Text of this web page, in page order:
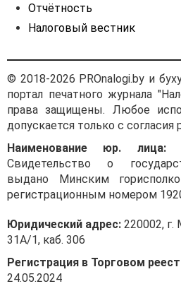
Отчётность
Налоговый вестник
© 2018-2026 PROnalogi.by и
портал печатного журнала
права защищены. Любое
допускается только с согласия
Наименование юр. лица:
Свидетельство о
выдано Минским
регистрационным номером
Юридический адрес: 220002, г.
31А/1, каб. 306
Регистрация в Торговом
24.05.2024